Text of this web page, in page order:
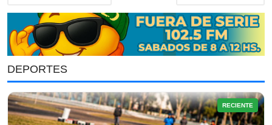
DEPORTES
RECIENTE